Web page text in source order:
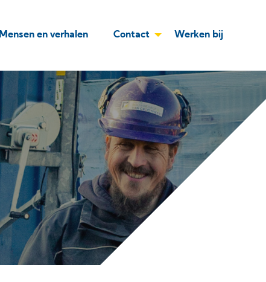
Mensen en verhalen Contact Werken bij